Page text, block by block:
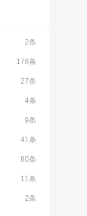
2条
178条
27条
4条
9条
41条
80条
11条
2条